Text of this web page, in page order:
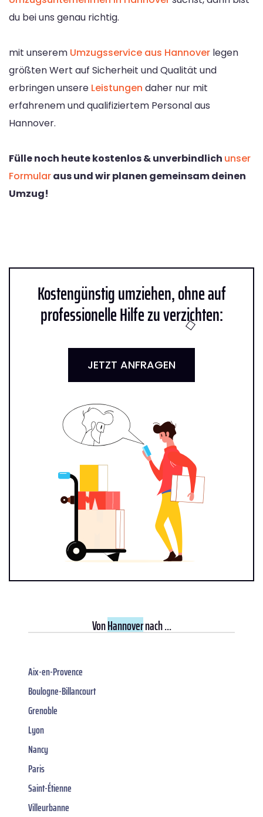
du bei uns genau richtig.
mit unserem Umzugsservice aus Hannover legen
größten Wert auf Sicherheit und Qualität und
erbringen unsere Leistungen daher nur mit
erfahrenem und qualifiziertem Personal aus
Hannover.
Fülle noch heute kostenlos & unverbindlich unser
Formularaus und wir planen gemeinsam deinen
Umzug!
Kostengünstig umziehen, ohne auf
professionelle Hilfe zu verzichten:
JETZT ANFRAGEN
VonHannovernach ...
Aix-en-Provence
Boulogne-Billancourt
Grenoble
Lyon
Nancy
Paris
Saint-Étienne
Villeurbanne